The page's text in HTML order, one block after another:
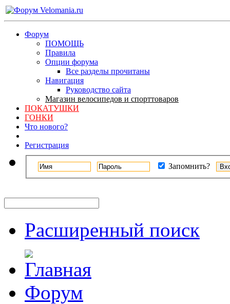
Форум
ПОМОЩЬ
Правила
Опции форума
Все разделы прочитаны
Навигация
Руководство сайта
Магазин велосипедов и спорттоваров
ПОКАТУШКИ
ГОНКИ
Что нового?
Регистрация
Запомнить?
Расширенный поиск
Форум